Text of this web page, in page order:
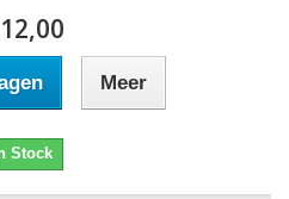
Meer
Stock